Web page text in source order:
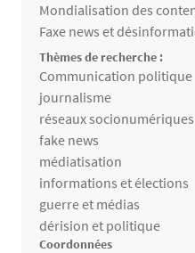
Mondialisation des
Faxe news et
Thèmes de recherche :
Thèmes de recherche
Communication politique
journalisme
réseaux socionumériques
fake news
médiatisation
informations et élections
guerre et médias
dérision et politique
Coordonnées